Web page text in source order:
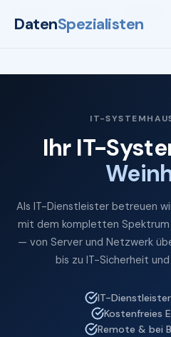
DatenSpezialisten
IT-
Ihr IT-
Als IT-Dienstleister betreuen
mit dem kompletten Spektrum
— von Server und Netzwerk
bis zu IT-Sicherheit und
IT-Dienstleister
Kostenfreies
Remote & bei